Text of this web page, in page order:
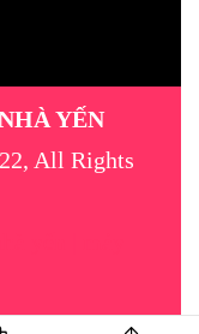
YẾN
All Rights